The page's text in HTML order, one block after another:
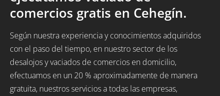
comercios gratis en Cehegín.
Según nuestra experiencia y conocimientos adquiridos
con el paso del tiempo, en nuestro sector de los
desalojos y vaciados de comercios en domicilio,
efectuamos en un 20 % aproximadamente de manera
gratuita, nuestros servicios a todas las empresas,